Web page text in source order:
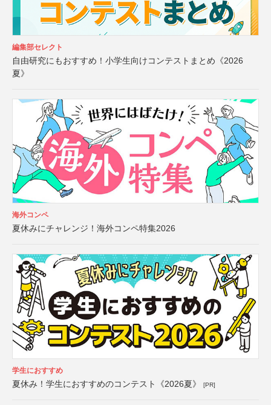
編集部セレクト
自由研究にもおすすめ！小学生向けコンテストまとめ《2026
夏》
海外コンペ
夏休みにチャレンジ！海外コンペ特集2026
学生におすすめ
夏休み！学生におすすめのコンテスト《2026夏》 [PR]